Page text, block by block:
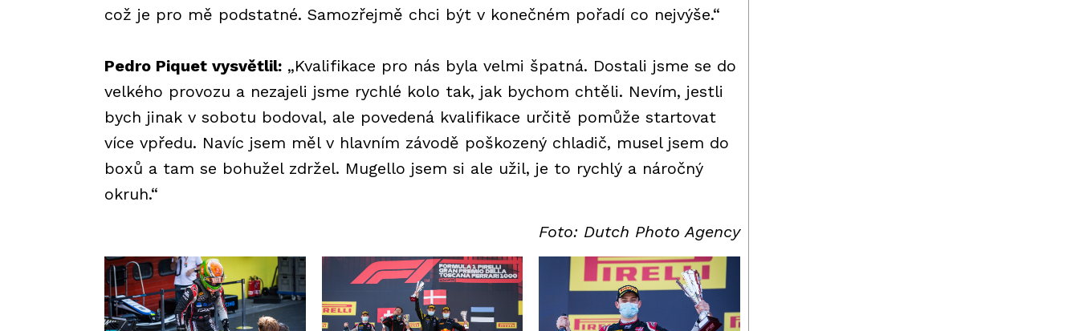
což je pro mě podstatné. Samozřejmě chci být v konečném pořadí co nejvýše.“
Pedro Piquet vysvětlil: „Kvalifikace pro nás byla velmi špatná. Dostali jsme se do
velkého provozu a nezajeli jsme rychlé kolo tak, jak bychom chtěli. Nevím, jestli
bych jinak v sobotu bodoval, ale povedená kvalifikace určitě pomůže startovat
více vpředu. Navíc jsem měl v hlavním závodě poškozený chladič, musel jsem do
boxů a tam se bohužel zdržel. Mugello jsem si ale užil, je to rychlý a náročný
okruh.“
Foto: Dutch Photo Agency